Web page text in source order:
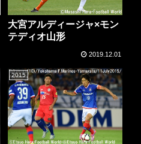
大宮アルディージャ×モン
テディオ山形
2019.12.01
2015